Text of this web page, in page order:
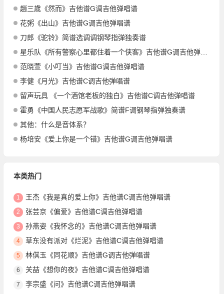
趙三歲《然而》吉他谱G调吉他弹唱谱
花粥《出山》吉他谱G调吉他弹唱谱
刀郎《驼铃》简谱选调调钢琴指弹独奏谱
星乐队《所有警察心里都住着一个侠客》吉他谱G调吉他弹唱谱
范晓萱《小叮当》吉他谱G调吉他弹唱谱
李健《月光》吉他谱C调吉他弹唱谱
留声玩具 《一个酒馆老板的独白》吉他谱C调吉他弹唱谱
霍勇《中国人民志愿军战歌》简谱F调钢琴指弹独奏谱
其他：什么是音体系？
杨培安《爱上你是一个错》吉他谱G调吉他弹唱谱
本类热门
1 王杰《我是真的爱上你》吉他谱C调吉他弹唱谱
2 张芸京《偏爱》吉他谱C调吉他弹唱谱
3 孙燕姿《我怀念的》吉他谱C调吉他弹唱谱
4 草东没有派对《烂泥》吉他谱C调吉他弹唱谱
5 林倛玉《同花顺》吉他谱G调吉他弹唱谱
6 关喆《想你的夜》吉他谱C调吉他弹唱谱
7 李宗盛《问》吉他谱C调吉他弹唱谱